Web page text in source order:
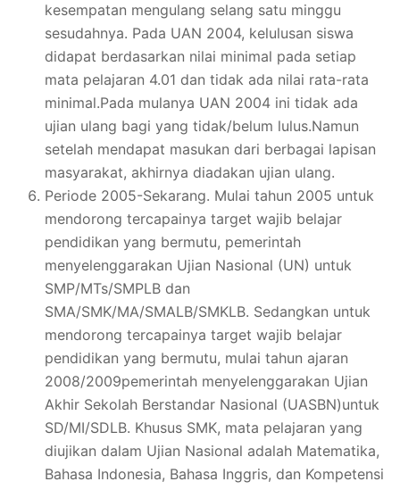
kesempatan mengulang selang satu minggu
sesudahnya. Pada UAN 2004, kelulusan siswa
didapat berdasarkan nilai minimal pada setiap
mata pelajaran 4.01 dan tidak ada nilai rata-rata
minimal.Pada mulanya UAN 2004 ini tidak ada
ujian ulang bagi yang tidak/belum lulus.Namun
setelah mendapat masukan dari berbagai lapisan
masyarakat, akhirnya diadakan ujian ulang.
Periode 2005-Sekarang. Mulai tahun 2005 untuk
mendorong tercapainya target wajib belajar
pendidikan yang bermutu, pemerintah
menyelenggarakan Ujian Nasional (UN) untuk
SMP/MTs/SMPLB dan
SMA/SMK/MA/SMALB/SMKLB. Sedangkan untuk
mendorong tercapainya target wajib belajar
pendidikan yang bermutu, mulai tahun ajaran
2008/2009pemerintah menyelenggarakan Ujian
Akhir Sekolah Berstandar Nasional (UASBN)untuk
SD/MI/SDLB. Khusus SMK, mata pelajaran yang
diujikan dalam Ujian Nasional adalah Matematika,
Bahasa Indonesia, Bahasa Inggris, dan Kompetensi